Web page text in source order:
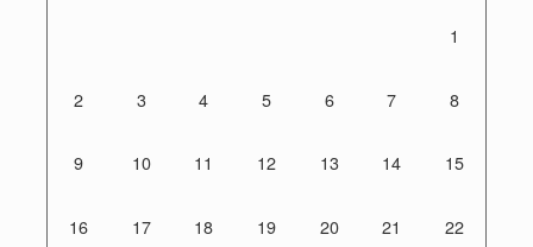
1
2 3 4 5 6 7 8
9 10 11 12 13 14 15
16 17 18 19 20 21 22